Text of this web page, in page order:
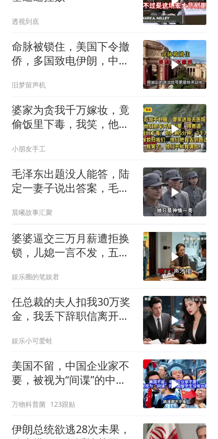
透视到底
命脉被锁住，美国下令撤
侨，多国致电伊朗，中国
旧梦留声机
婆家为贪我千万嫁妆，竟
偷饭里下毒，我笑，他们
小朋友手工
毛泽东出题没人能答，陆
定一妻子说出答案，毛主
晨曦故事汇聚
婆婆逼交三万月薪遭拒换
锁，儿媳一言不发，五天
娱乐圈的笔娱君
任总裁的夫人扣我30万奖
金，我丢下辞职信离开，
你签约
娱乐小可爱蛙
美国不留，中国企业家不
要，被视为“间谍”的中国
万物科普菌 123跟贴
伊朗总统欲逃28次未果，